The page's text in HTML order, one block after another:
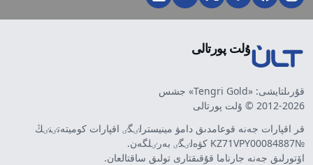
ۇلت پورتالى
قۇرىلتايشى: «Tengri Gold» جشس
2012-2026 © ۇلت پورتالى
قر اقپارات جەنە قوعامدىق دامۋ مينيسترلٸگٸ اقپارات كوميتەتٸنٸڭ
№KZ71VPY00084887 كۋەلٸگٸ بەرٸلگەن.
اۆتورلىق جەنە جارناما قۇقىقتارى تولىق ساقتالعان.